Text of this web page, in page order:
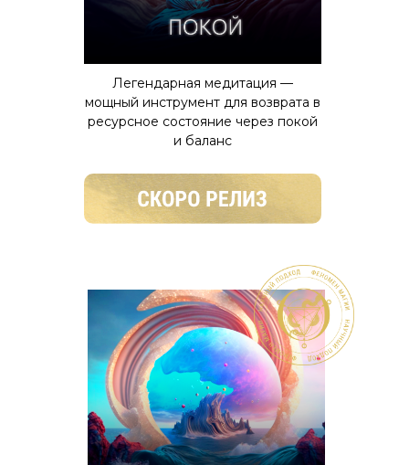
Легендарная медитация —
мощный инструмент для возврата в
ресурсное состояние через покой
и баланс